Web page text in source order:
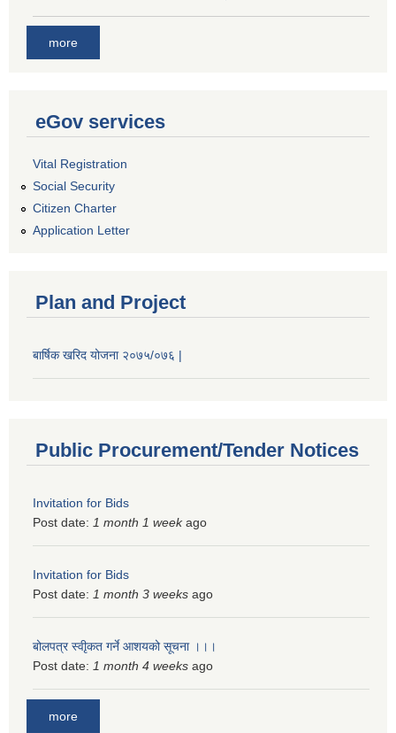
more
eGov services
Vital Registration
Social Security
Citizen Charter
Application Letter
Plan and Project
बार्षिक खरिद योजना २०७५/०७६ |
Public Procurement/Tender Notices
Invitation for Bids
Post date: 1 month 1 weekago
Invitation for Bids
Post date: 1 month 3 weeks ago
बोलपत्र स्वीृकत गर्ने आशयको सूचना ।।।
Post date: 1 month 4 weeks ago
more